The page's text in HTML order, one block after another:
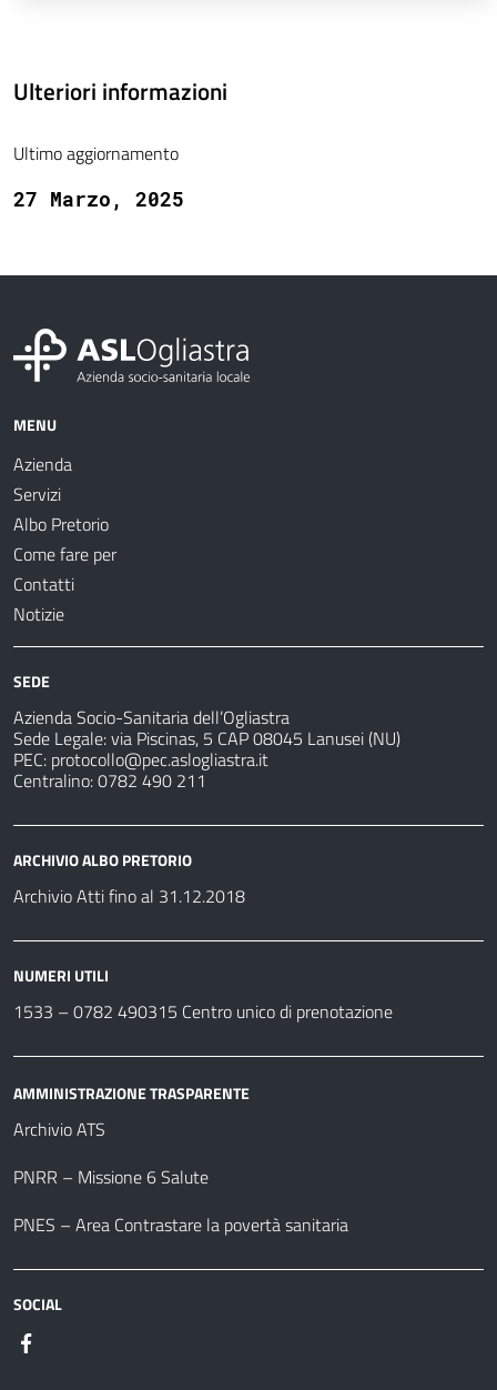
Ulteriori informazioni
Ultimo aggiornamento
27 Marzo, 2025
MENU
Azienda
Servizi
Albo Pretorio
Come fare per
Contatti
Notizie
SEDE
Azienda Socio-Sanitaria dell’Ogliastra
Sede Legale: via Piscinas, 5 CAP 08045 Lanusei (NU)
PEC: protocollo@pec.aslogliastra.it
Centralino: 0782 490 211
ARCHIVIO ALBO PRETORIO
Archivio Atti fino al 31.12.2018
NUMERI UTILI
1533 – 0782 490315 Centro unico di prenotazione
AMMINISTRAZIONE TRASPARENTE
Archivio ATS
PNRR – Missione 6 Salute
PNES – Area Contrastare la povertà sanitaria
SOCIAL